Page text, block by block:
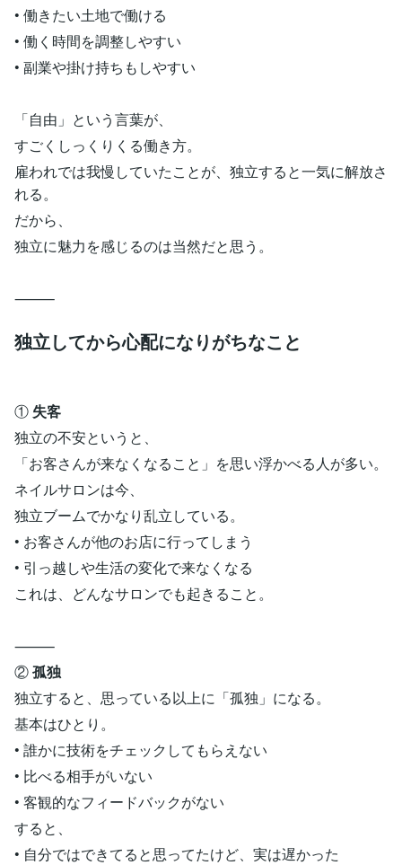
• 働きたい土地で働ける
• 働く時間を調整しやすい
• 副業や掛け持ちもしやすい
「自由」という言葉が、
すごくしっくりくる働き方。
雇われでは我慢していたことが、独立すると一気に解放さ
れる。
だから、
独立に魅力を感じるのは当然だと思う。
⸻
独立してから心配になりがちなこと
① 失客
独立の不安というと、
「お客さんが来なくなること」を思い浮かべる人が多い。
ネイルサロンは今、
独立ブームでかなり乱立している。
• お客さんが他のお店に行ってしまう
• 引っ越しや生活の変化で来なくなる
これは、どんなサロンでも起きること。
⸻
②孤独
独立すると、思っている以上に「孤独」になる。
基本はひとり。
• 誰かに技術をチェックしてもらえない
• 比べる相手がいない
• 客観的なフィードバックがない
すると、
• 自分ではできてると思ってたけど、実は遅かった